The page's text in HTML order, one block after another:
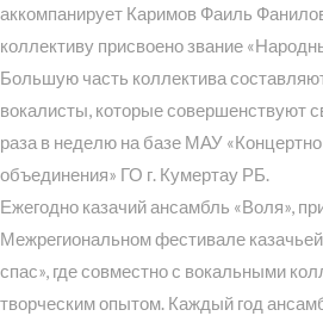
аккомпанирует Каримов Фаиль
коллективу присвоено звание
Большую часть коллектива
вокалисты, которые совершенствуют
раза в неделю на базе МАУ
объединения» ГО г. Кумертау РБ.
Ежегодно казачий ансамбль «Воля»,
Межрегиональном фестивале
спас», где совместно с вокальными
творческим опытом. Каждый год